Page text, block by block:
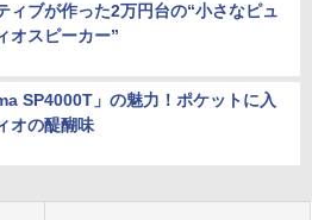
ィブが作った2万円台の“小さなピュ
オスピーカー”
SP4000T」の魅力！ポケットに入
オの醍醐味